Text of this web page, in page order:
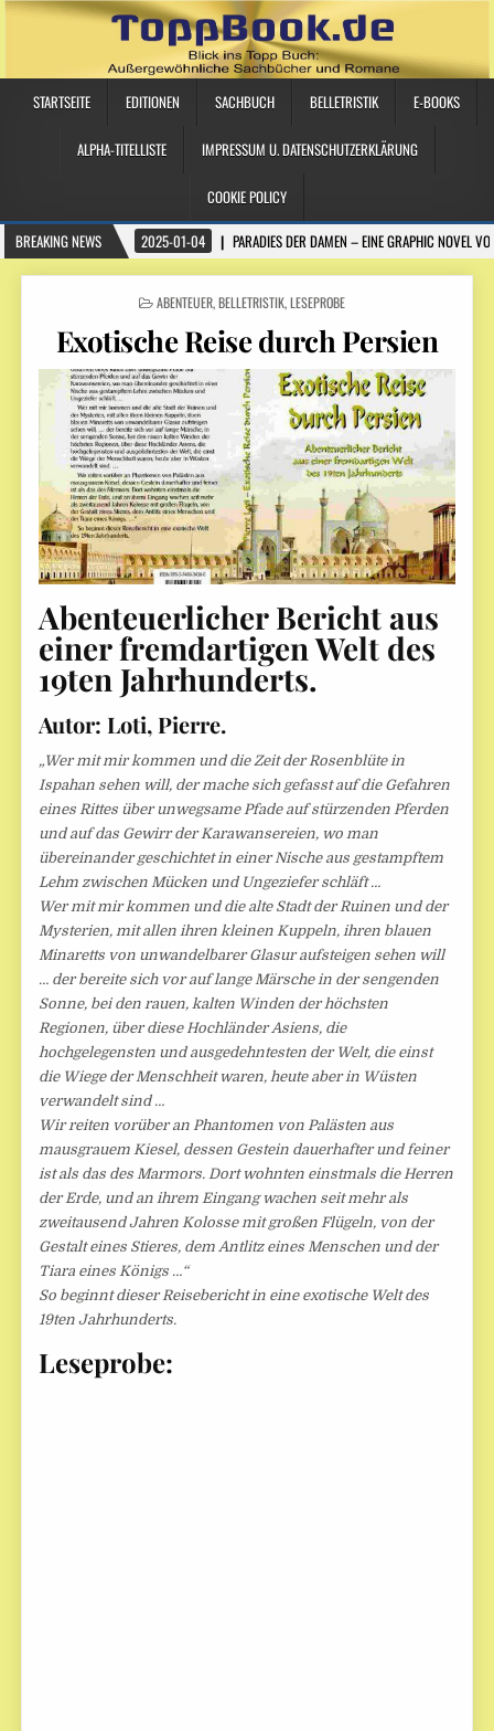
STARTSEITE EDITIONEN SACHBUCH BELLETRISTIK E-BOOKS
ALPHA-TITELLISTE IMPRESSUM U. DATENSCHUTZERKLÄRUNG
COOKIE POLICY
BREAKING NEWS
2025-01-04 PARADIES DER DAMEN – EINE GRAPHIC NOVEL
POSTED IN
ABENTEUER,BELLETRISTIK,LESEPROBE
Exotische Reise durch Persien
Abenteuerlicher Bericht aus
einer fremdartigen Welt des
19ten Jahrhunderts.
Autor: Loti, Pierre.
„Wer mit mir kommen und die Zeit der Rosenblüte in
Ispahan sehen will, der mache sich gefasst auf die Gefahren
eines Rittes über unwegsame Pfade auf stürzenden Pferden
und auf das Gewirr der Karawansereien, wo man
übereinander geschichtet in einer Nische aus gestampftem
Lehm zwischen Mücken und Ungeziefer schläft …
Wer mit mir kommen und die alte Stadt der Ruinen und der
Mysterien, mit allen ihren kleinen Kuppeln, ihren blauen
Minaretts von unwandelbarer Glasur aufsteigen sehen will
… der bereite sich vor auf lange Märsche in der sengenden
Sonne, bei den rauen, kalten Winden der höchsten
Regionen, über diese Hochländer Asiens, die
hochgelegensten und ausgedehntesten der Welt, die einst
die Wiege der Menschheit waren, heute aber in Wüsten
verwandelt sind …
Wir reiten vorüber an Phantomen von Palästen aus
mausgrauem Kiesel, dessen Gestein dauerhafter und feiner
ist als das des Marmors. Dort wohnten einstmals die Herren
der Erde, und an ihrem Eingang wachen seit mehr als
zweitausend Jahren Kolosse mit großen Flügeln, von der
Gestalt eines Stieres, dem Antlitz eines Menschen und der
Tiara eines Königs …“
So beginnt dieser Reisebericht in eine exotische Welt des
19ten Jahrhunderts.
Leseprobe: